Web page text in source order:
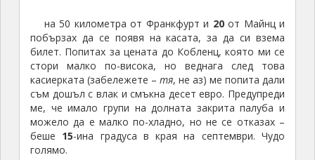
на 50 километра от Франкфурт и 20от Майнц и
побързах да се появя на касата, за да си взема
билет. Попитах за цената до Кобленц, която ми се
стори малко по-висока, но веднага след това
касиерката (забележете – тя, не аз) ме попита дали
съм дошъл с влак и смъкна десет евро. Предупреди
ме, че имало групи на долната закрита палуба и
можело да е малко по-хладно, но не се отказах –
беше 15-ина градуса в края на септември. Чудо
голямо.